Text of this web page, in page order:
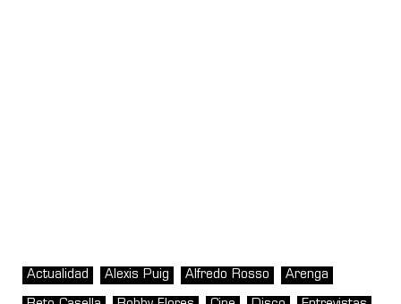
Actualidad Alexis Puig Alfredo Rosso Arenga